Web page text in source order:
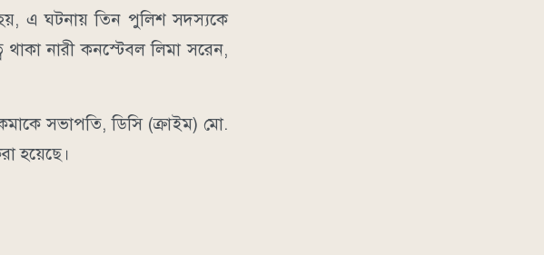
এ ঘটনায় তিন পুলিশ সদস্যকে
থাকা নারী কনস্টেবল লিমা সরেন,
সভাপতি, ডিসি (ক্রাইম) মো.
হয়েছে।